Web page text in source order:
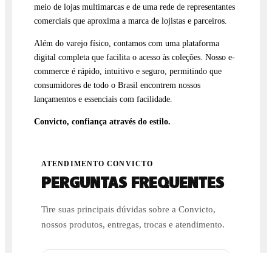
meio de lojas multimarcas e de uma rede de representantes
comerciais que aproxima a marca de lojistas e parceiros.
Além do varejo físico, contamos com uma plataforma
digital completa que facilita o acesso às coleções. Nosso e-
commerce é rápido, intuitivo e seguro, permitindo que
consumidores de todo o Brasil encontrem nossos
lançamentos e essenciais com facilidade.
Convicto, confiança através do estilo.
ATENDIMENTO CONVICTO
PERGUNTAS FREQUENTES
Tire suas principais dúvidas sobre a Convicto,
nossos produtos, entregas, trocas e atendimento.